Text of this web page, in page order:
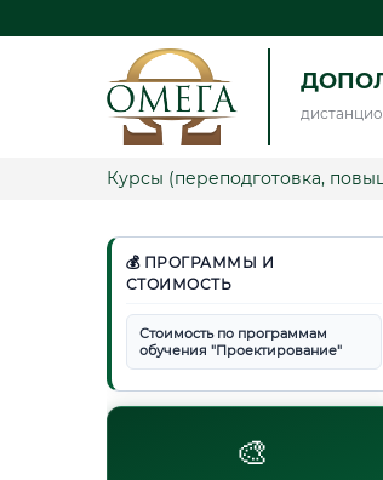
Курсы (переподготовка,
💰 ПРОГРАММЫ И
СТОИМОСТЬ
Стоимость по программам
обучения "Проектирование"
🎨